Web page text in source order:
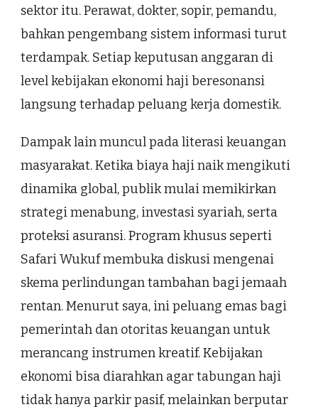
sektor itu. Perawat, dokter, sopir, pemandu,
bahkan pengembang sistem informasi turut
terdampak. Setiap keputusan anggaran di
level kebijakan ekonomi haji beresonansi
langsung terhadap peluang kerja domestik.
Dampak lain muncul pada literasi keuangan
masyarakat. Ketika biaya haji naik mengikuti
dinamika global, publik mulai memikirkan
strategi menabung, investasi syariah, serta
proteksi asuransi. Program khusus seperti
Safari Wukuf membuka diskusi mengenai
skema perlindungan tambahan bagi jemaah
rentan. Menurut saya, ini peluang emas bagi
pemerintah dan otoritas keuangan untuk
merancang instrumen kreatif. Kebijakan
ekonomi bisa diarahkan agar tabungan haji
tidak hanya parkir pasif, melainkan berputar